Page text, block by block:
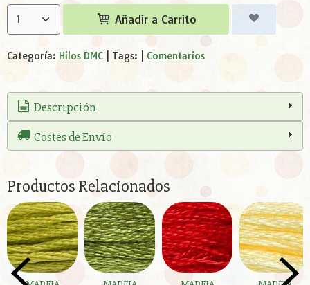
Añadir a Carrito
Categoría: Hilos DMC Tags: Comentarios
Descripción
Costes de Envío
Productos Relacionados